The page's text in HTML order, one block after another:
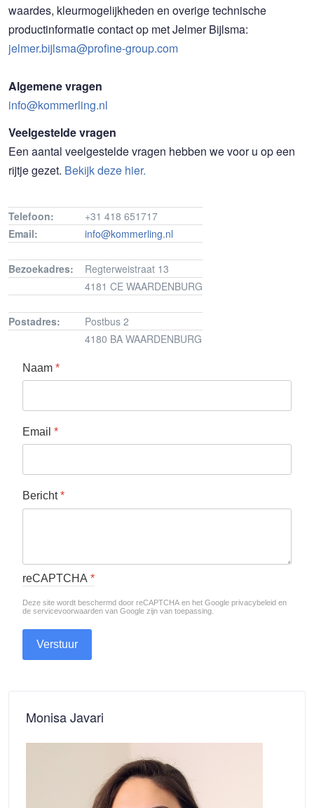
waardes, kleurmogelijkheden en overige technische
productinformatie contact op met Jelmer Bijlsma:
jelmer.bijlsma@profine-group.com
Algemene vragen
info@kommerling.nl
Veelgestelde vragen
Een aantal veelgestelde vragen hebben we voor u op een
rijtje gezet. Bekijk deze hier.
Telefoon:
+31 418 651717
Email:
info@kommerling.nl
Bezoekadres:
Regterweistraat 13
4181 CE WAARDENBURG
Postadres:
Postbus 2
4180 BA WAARDENBURG
Naam *
Email *
Bericht*
reCAPTCHA *
Deze site wordt beschermd door reCAPTCHA en het Google privacybeleid en
de servicevoorwaarden van Google zijn van toepassing.
Verstuur
Monisa Javari